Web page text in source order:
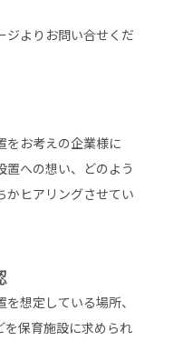
ジよりお問い合せくだ
をお考えの企業様に
置への想い、どのよう
かヒアリングさせてい
想定している場所、
を保育施設に求められ